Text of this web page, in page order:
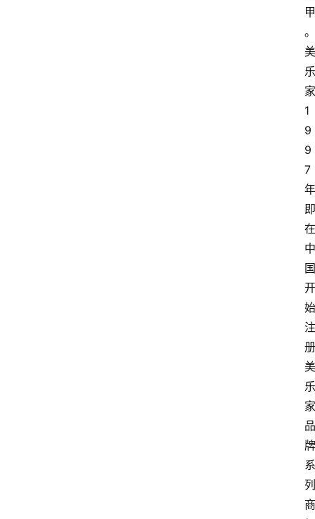
甲
。
美
乐
家
1
9
9
7
年
即
在
中
国
开
始
注
册
美
乐
家
品
牌
系
列
商